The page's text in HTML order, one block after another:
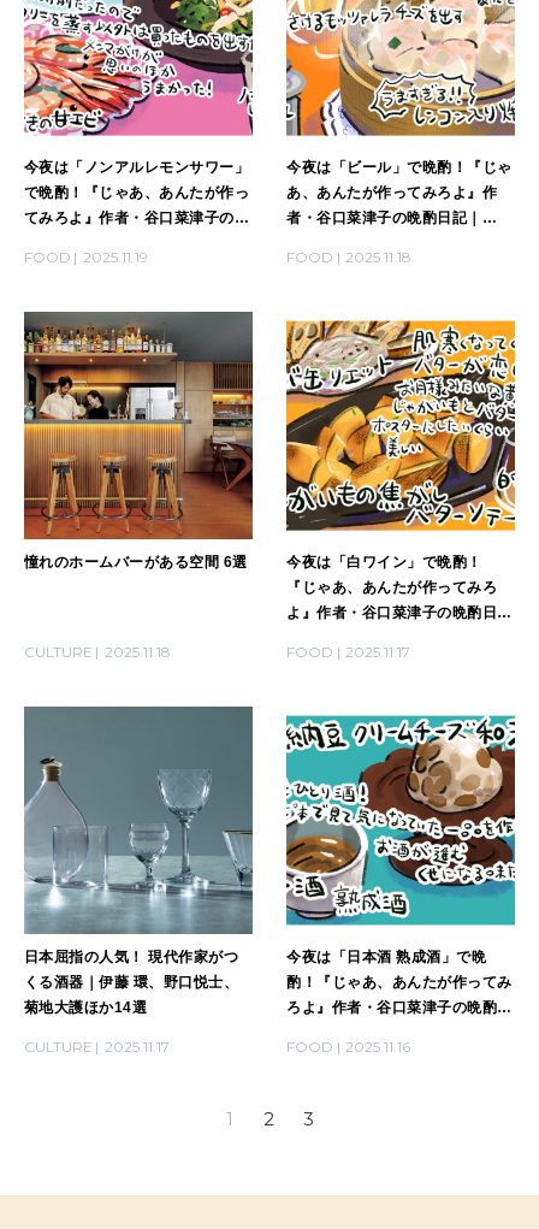
今夜は「ノンアルレモンサワー」
で晩酌！『じゃあ、あんたが作っ
てみろよ』作者・谷口菜津子の晩
FOOD 2025.11.19
今夜は「ビール」で晩酌！『じゃ
あ、あんたが作ってみろよ』作
者・谷口菜津子の晩酌日記｜
FOOD 2025.11.18
憧れのホームバーがある空間 6選
CULTURE 2025.11.18
今夜は「白ワイン」で晩酌！
『じゃあ、あんたが作ってみろ
よ』作者・谷口菜津子の晩酌日記
FOOD 2025.11.17
日本屈指の人気！ 現代作家がつ
くる酒器｜伊藤 環、野口悦士、
菊地大護ほか14選
CULTURE 2025.11.17
今夜は「日本酒 熟成酒」で晩
酌！『じゃあ、あんたが作ってみ
ろよ』作者・谷口菜津子の晩酌日
FOOD 2025.11.16
1 2 3